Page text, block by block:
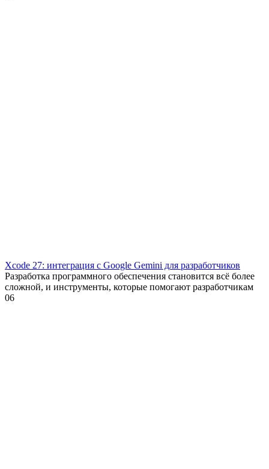
Xcode 27: интеграция с Google Gemini для разработчиков
Разработка программного обеспечения становится всё более
сложной, и инструменты, которые помогают разработчикам
06